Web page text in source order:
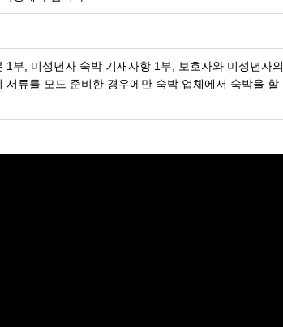
부, 미성년자 숙박 기재사항 1부, 보호자와 미성년자
류를 모드 준비한 경우에만 숙박 업체에서 숙박을 할